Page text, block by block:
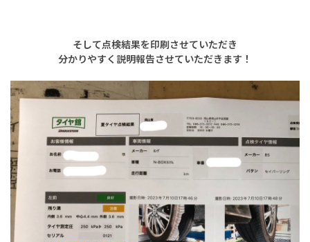
そして点検結果を印刷させていただき
分かりやすく説明報告させていただきます！